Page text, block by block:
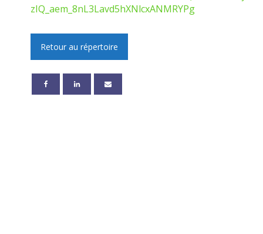
zIQ_aem_8nL3Lavd5hXNlcxANMRYPg
Retour au répertoire